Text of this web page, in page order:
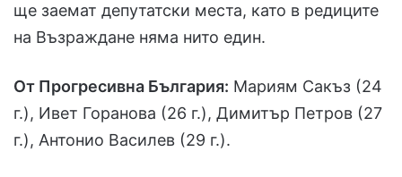
ще заемат депутатски места, като в редиците
на Възраждане няма нито един.
От Прогресивна България: Мариям Сакъз (24
г.), Ивет Горанова (26 г.), Димитър Петров (27
г.), Антонио Василев (29 г.).